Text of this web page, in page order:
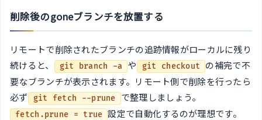
削除後のgoneブランチを放置する
リモートで削除されたブランチの追跡情報がローカルに残り
続けると、
git branch -a や git checkout
の補完で不
要なブランチが表示されます。リモート側で削除を行ったら
必ず
git fetch --prune で整理しましょう。
fetch.prune = true 設定で自動化するのが理想です。